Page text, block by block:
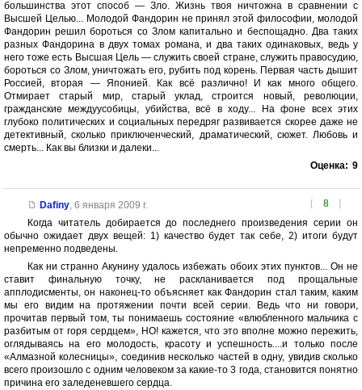
большинства этот способ — Зло. Жизнь твоя ничтожна в сравнении с
Высшей Целью... Молодой Фандорин не принял этой философии, молодой
Фандорин решил бороться со Злом капитально и беспощадно. Два таких
разных Фандорина в двух томах романа, и два таких одинаковых, ведь у
него тоже есть Высшая Цель — служить своей стране, служить правосудию,
бороться со Злом, уничтожать его, рубить под корень. Первая часть дышит
Россией, вторая — Японией. Как всё различно! И как много общего.
Отмирает старый мир, старый уклад, строится новый, революции,
гражданские междуусобицы, убийства, всё в ходу... На фоне всех этих
глубоко политических и социальных передряг развивается скорее даже не
детективный, сколько приключенческий, драматический, сюжет. Любовь и
смерть... Как вы близки и далеки...
Оценка: 9
[ 8 ]
Dafiny, 6 января 2009 г.
Когда читатель добирается до последнего произведения серии он
обычно ожидает двух вещей: 1) качество будет так себе, 2) итоги будут
непременно подведены.
Как ни странно Акунину удалось избежать обоих этих пунктов... Он не
ставит финальную точку, не раскланивается под прощальные
апплодисменты, он наконец-то объясняет как Фандорин стал таким, каким
мы его видим на протяжении почти всей серии. Ведь что ни говори,
прочитав первый том, ты понимаешь состояние «влюбленного мальчика с
разбитым от горя сердцем», НО! кажется, что это вполне можно пережить,
оглядываясь на его молодость, красоту и успешность....и только после
«Алмазной колесницы», соединив несколько частей в одну, увидив сколько
всего произошло с одним человеком за какие-то 3 года, становится понятно
причина его заледеневшего сердца.